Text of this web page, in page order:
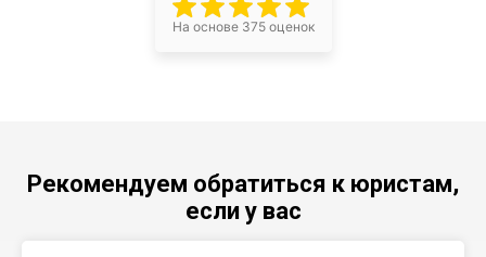
На основе 375 оценок
Рекомендуем обратиться к юристам,
если у вас